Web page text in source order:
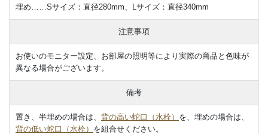
埋め……Sサイズ：直径280mm、Lサイズ：直径340mm
注意事項
お使いのモニター設定、お部屋の照明等により実際の商品と色味が
異なる場合がございます。
備考
置き、半埋めの場合は、 背の高い蛇口（水栓） を、埋めの場合は、
背の低い蛇口（水栓） を組合せください。